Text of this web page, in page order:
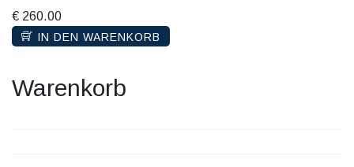
€ 260.00
IN DEN WARENKORB
Warenkorb